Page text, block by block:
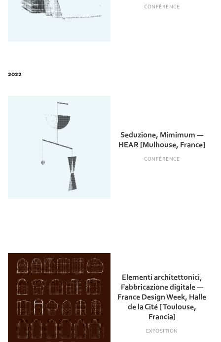
CONFÉRENCE
Seduzione, Mimimum —
HEAR [Mulhouse, France]
CONFÉRENCE
Elementi architettonici,
Fabbricazione digitale —
France Design Week, Halle
de la Cité [ Toulouse,
Francia]
EXPOSITION